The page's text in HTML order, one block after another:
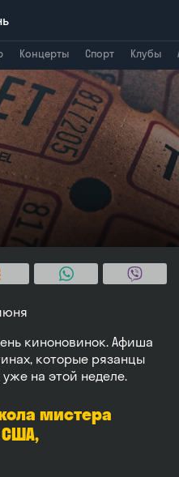
Концерты Спорт Клубы
Брянск
киноновинок. Афиша
которые рязанцы
на этой неделе.
мистера
США,